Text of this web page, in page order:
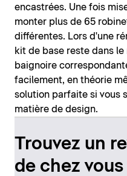
encastrées. Une fois
monter plus de 65
différentes. Lors d'une
kit de base reste dans
baignoire
facilement, en théorie
solution parfaite si vous
matière de design.
Trouvez un
de chez vous